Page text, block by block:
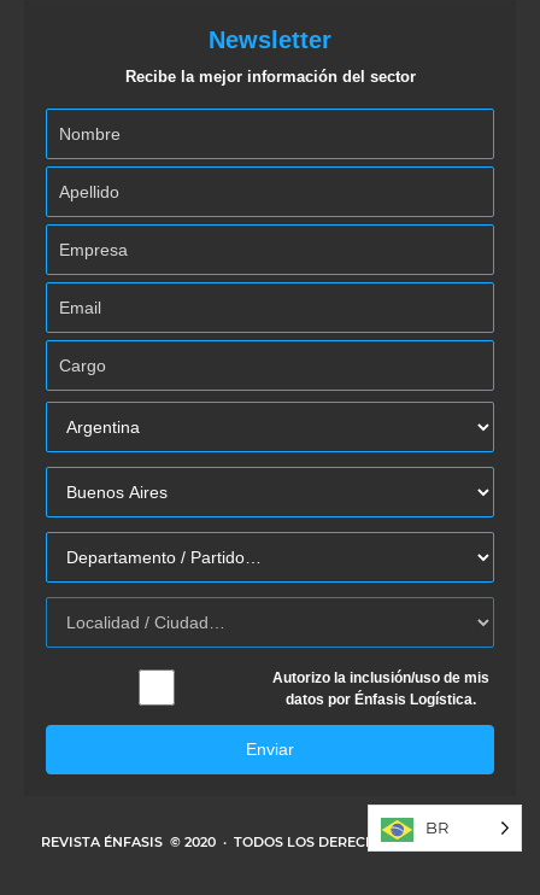
Newsletter
Recibe la mejor información del sector
Autorizo la inclusión/uso de mis
datos por Énfasis Logística.
Enviar
REVISTA ÉNFASIS © 2020 · TODOS LOS DERECHOS RESERVADOS
BR